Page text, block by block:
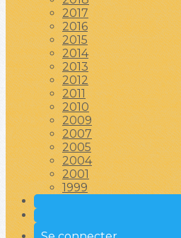
2017
2016
2015
2014
2013
2012
2011
2010
2009
2007
2005
2004
2001
1999